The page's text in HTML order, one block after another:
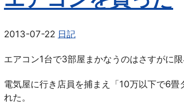
2013-07-22 日記
エアコン1台で3部屋まかなうのはさすがに
電気屋に行き店員を捕まえ「10万以下で6
れた。